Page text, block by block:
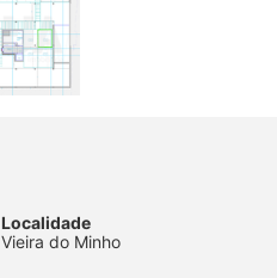
Localidade
Vieira do Minho